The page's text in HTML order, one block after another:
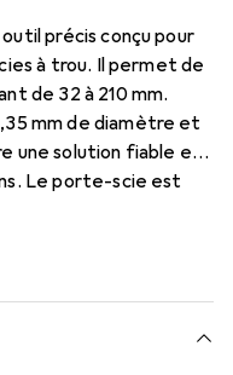
précis conçu pour
à trou. Il permet de
de 32 à 210 mm.
mm de diamètre et
une solution fiable et
Le porte-scie est
de scies à trou en
optimaux. Sa
précis garantissent
performances.